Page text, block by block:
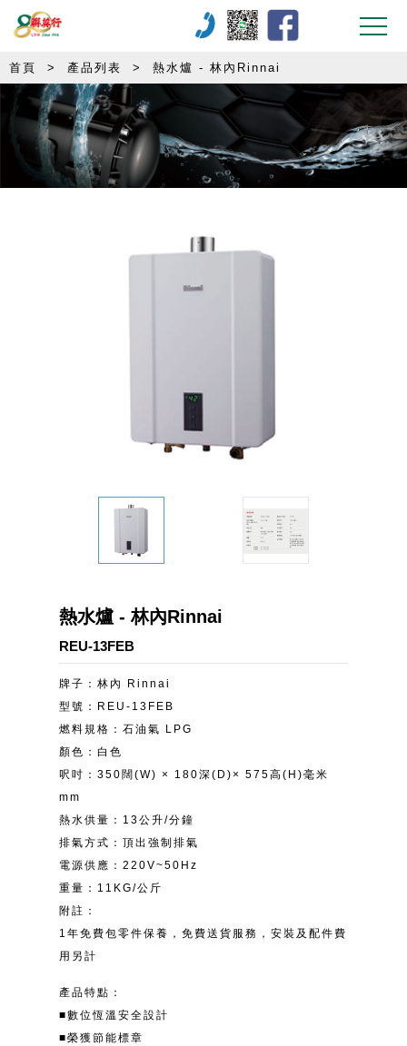
首頁 > 產品列表 > 熱水爐 - 林內Rinnai
熱水爐 - 林內Rinnai
REU-13FEB
牌子：林內 Rinnai
型號：REU-13FEB
燃料規格：石油氣 LPG
顏色：白色
呎吋：350闊(W) × 180深(D)× 575高(H)毫米
mm
熱水供量：13公升/分鐘
排氣方式：頂出強制排氣
電源供應：220V~50Hz
重量：11KG/公斤
附註：
1年免費包零件保養，免費送貨服務，安裝及配件費
用另計
產品特點：
■數位恆溫安全設計
■榮獲節能標章